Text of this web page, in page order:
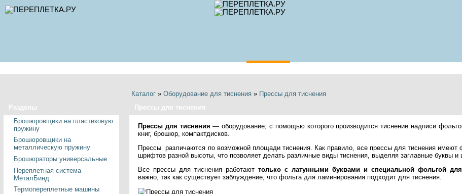
Каталог» Оборудование для тиснения» Прессы для тиснения
Прессы для тиснения
Прессы для тиснения — оборудование, с помощью которого производится тиснение надписи
книг, брошюр, компактдисков.
Прессы различаются по возможной площади тиснения. Как правило, все прессы для тиснения
шрифтов разной высоты, что позволяет делать различные виды тиснения, выделяя заглавные буквы и
Все прессы для тиснения работаюттолько с латунными буквами и специальной фольгой для
важно, так как существует заблуждение, что фольга для ламинирования подходит для тиснения.
Разделы
Брошюровщики на пластиковую
пружину
Брошюровщики на
металлическую пружину
Брошюраторы универсальные
Переплетная система
МеталБинд
Термопереплетные машины